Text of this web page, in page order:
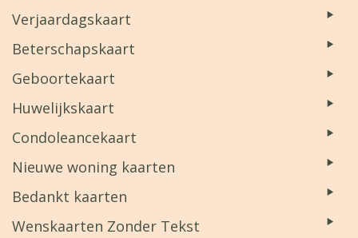
Verjaardagskaart
Beterschapskaart
Geboortekaart
Huwelijkskaart
Condoleancekaart
Nieuwe woning kaarten
Bedankt kaarten
Wenskaarten Zonder Tekst